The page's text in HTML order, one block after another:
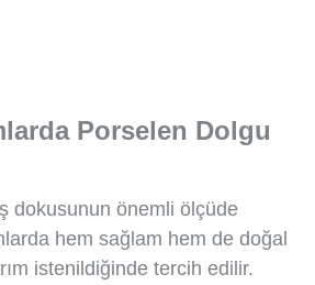
Porselen Dolgu
dokusunun önemli ölçüde
hem sağlam hem de doğal
istenildiğinde tercih edilir.